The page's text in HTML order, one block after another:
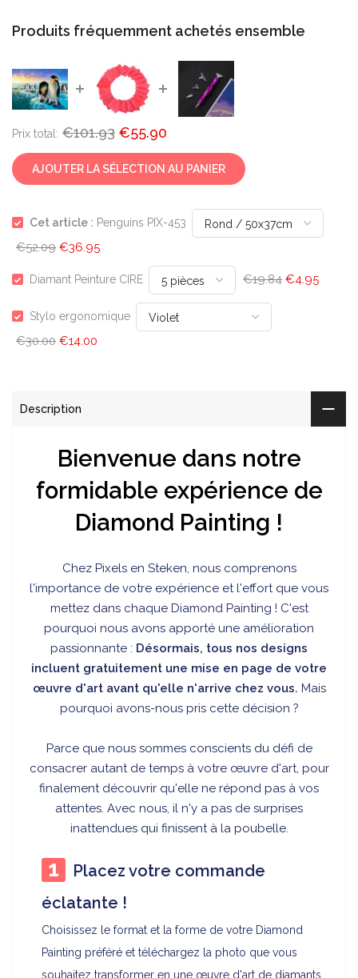
Produits fréquemment achetés ensemble
Prix ​​total: €101.93 €55.90
AJOUTER LA SÉLECTION AU PANIER
Cet article : Penguins PIX-453
€52.09 €36.95
Diamant Peinture CIRE €19.84 €4.95
Stylo ergonomique
€30.00 €14.00
Description
Bienvenue dans notre
formidable expérience de
Diamond Painting !
ChezPixels en Steken, nous comprenons
l'importance de votre expérience et l'effort que vous
mettez dans chaque Diamond Painting ! C'est
pourquoi nous avons apporté une amélioration
passionnante : Désormais, tous nos designs
incluent gratuitement une mise en page de votre
œuvre d'art avant qu'elle n'arrive chez vous. Mais
pourquoi avons-nous pris cette décision ?
Parce que nous sommes conscients du défi de
consacrer autant de temps à votre œuvre d'art, pour
finalement découvrir qu'elle ne répond pas à vos
attentes. Avec nous, il n'y a pas de surprises
inattendues qui finissent à la poubelle.
Placez votre commande
éclatante !
Choisissez le format et la forme de votre Diamond
Painting préféré et téléchargez la photo que vous
souhaitez transformer en une œuvre d'art de diamants.